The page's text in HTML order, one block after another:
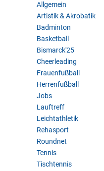
Allgemein
Artistik & Akrobatik
Badminton
Basketball
Bismarck'25
Cheerleading
Frauenfußball
Herrenfußball
Jobs
Lauftreff
Leichtathletik
Rehasport
Roundnet
Tennis
Tischtennis